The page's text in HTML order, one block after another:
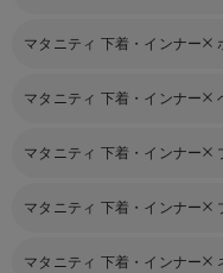
マタニティ 下着・インナー
マタニティ 下着・インナー
マタニティ 下着・インナー
マタニティ 下着・インナー
マタニティ 下着・インナー